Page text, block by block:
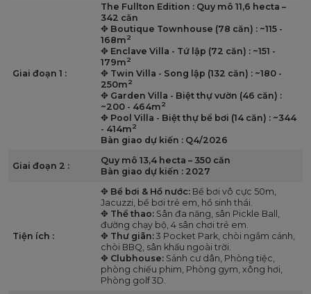
Giai đoạn 1 :
The Fullton Edition : Quy mô 11,6 hecta –
342 căn
✥ Boutique Townhouse (78 căn) : ~115 -
168m2
✥ Enclave Villa - Tứ lập (72 căn) : ~151 -
179m2
✥ Twin Villa - Song lập (132 căn) : ~180 -
250m2
✥ Garden Villa - Biệt thự vườn (46 căn) :
~200 - 464m2
✥ Pool Villa - Biệt thự bể bơi (14 căn) : ~344
- 414m2
Bàn giao dự kiến : Q4/2026
Giai đoạn 2 :
Quy mô 13,4 hecta – 350 căn
Bàn giao dự kiến : 2027
Tiện ích :
✥ Bể bơi & Hồ nước: Bể bơi vô cực 50m,
Jacuzzi, bể bơi trẻ em, hồ sinh thái.
✥ Thể thao: Sân đa năng, sân Pickle Ball,
đường chạy bộ, 4 sân chơi trẻ em.
✥ Thư giãn: 3 Pocket Park, chòi ngắm cảnh,
chòi BBQ, sân khấu ngoài trời.
✥ Clubhouse: Sảnh cư dân, Phòng tiệc,
phòng chiếu phim, Phòng gym, xông hơi,
Phòng golf 3D.